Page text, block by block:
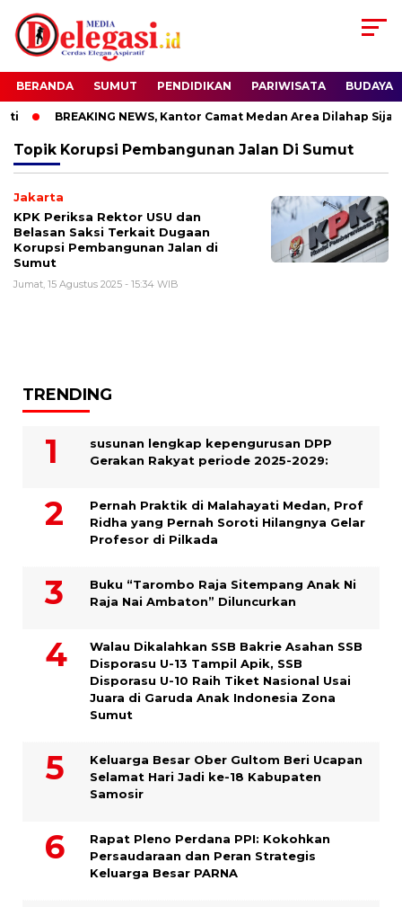
BERANDA SUMUT PENDIDIKAN PARIWISATA BUDAYA
BREAKING NEWS, Kantor Camat Medan Area Dilahap
Topik Korupsi Pembangunan Jalan Di Sumut
Jakarta
KPK Periksa Rektor USU dan
Belasan Saksi Terkait Dugaan
Korupsi Pembangunan Jalan di
Sumut
Jumat, 15 Agustus 2025 - 15:34 WIB
TRENDING
susunan lengkap kepengurusan DPP
Gerakan Rakyat periode 2025-2029:
Pernah Praktik di Malahayati Medan, Prof
Ridha yang Pernah Soroti Hilangnya Gelar
Profesor di Pilkada
Buku “Tarombo Raja Sitempang Anak Ni
Raja Nai Ambaton” Diluncurkan
Walau Dikalahkan SSB Bakrie Asahan SSB
Disporasu U-13 Tampil Apik, SSB
Disporasu U-10 Raih Tiket Nasional Usai
Juara di Garuda Anak Indonesia Zona
Sumut
Keluarga Besar Ober Gultom Beri Ucapan
Selamat Hari Jadi ke-18 Kabupaten
Samosir
Rapat Pleno Perdana PPI: Kokohkan
Persaudaraan dan Peran Strategis
Keluarga Besar PARNA